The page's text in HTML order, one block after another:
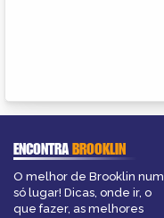
ENCONTRABROOKLIN
O melhor de Brooklin num
só lugar! Dicas, onde ir, o
que fazer, as melhores